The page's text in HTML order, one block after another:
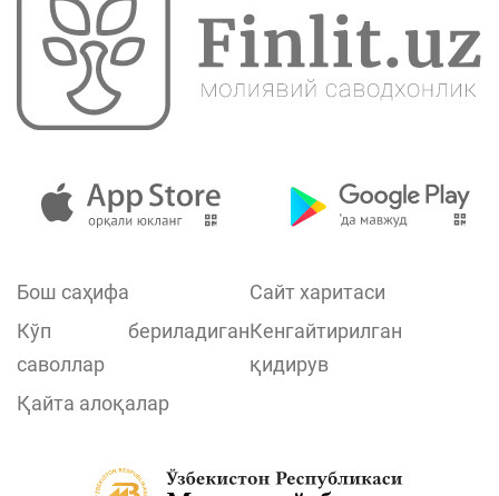
Бош саҳифа
Сайт харитаси
Кўп бериладиган
саволлар
Кенгайтирилган
қидирув
Қайта алоқалар